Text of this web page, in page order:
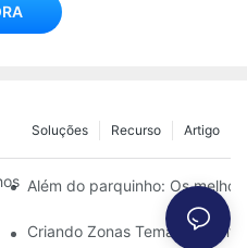
Artigo
Recurso
Soluções
de Bate-Bate 360° para
Além do parquinho: Os
o desenvolvimento infantil
Criando Zonas Temáticas: